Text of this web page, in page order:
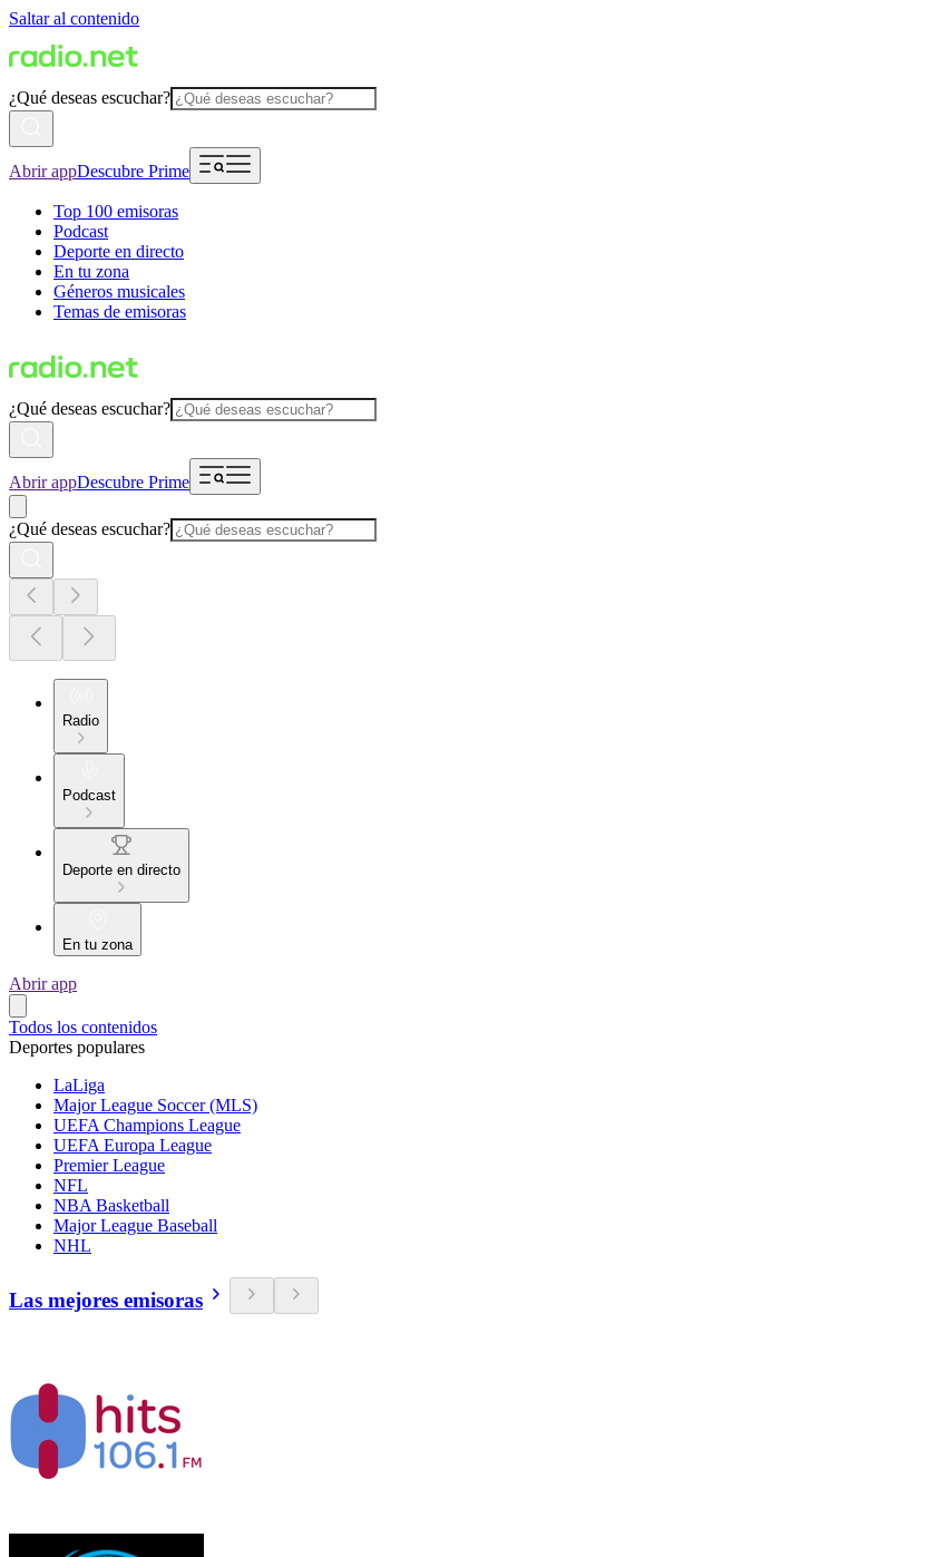
Saltar al contenido
¿Qué deseas escuchar?
Abrir appDescubre Prime
Top 100 emisoras
Podcast
Deporte en directo
En tu zona
Géneros musicales
Temas de emisoras
¿Qué deseas escuchar?
Abrir appDescubre Prime
¿Qué deseas escuchar?
Radio
Podcast
Deporte en directo
En tu zona
Abrir app
Todos los contenidos
Deportes populares
LaLiga
Major League Soccer (MLS)
UEFA Champions League
UEFA Europa League
Premier League
NFL
NBA Basketball
Major League Baseball
NHL
Las mejores emisoras